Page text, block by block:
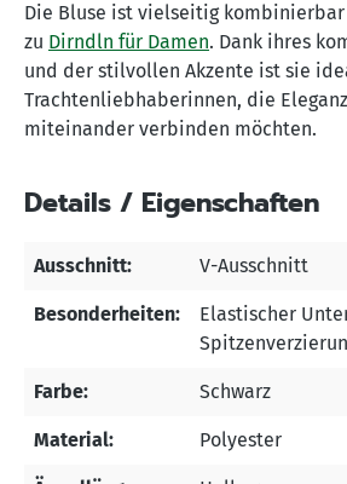
Die Bluse ist vielseitig
zu Dirndln für Damen. Dank ihres
und der stilvollen Akzente ist sie
Trachtenliebhaberinnen, die
miteinander verbinden möchten.
Details / Eigenschaften
Ausschnitt: V-Ausschnitt
Besonderheiten: Elastischer
Farbe: Schwarz
Material: Polyester